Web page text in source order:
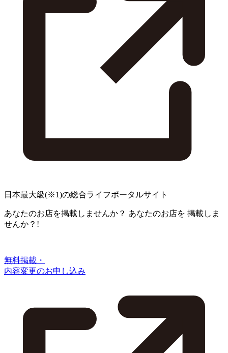
日本最大級(※1)の総合ライフポータルサイト
あなたのお店を掲載しませんか？ あなたのお店を 掲載しま
せんか？!
無料掲載・
内容変更のお申し込み